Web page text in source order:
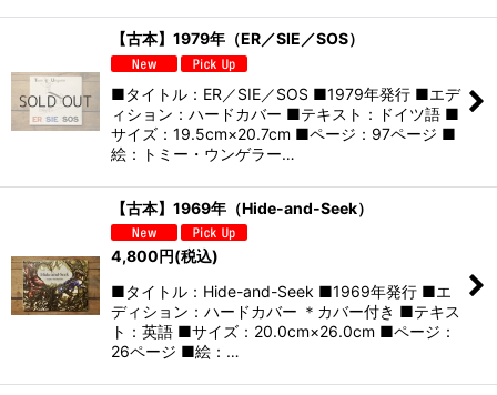
【古本】1979年（ER／SIE／SOS）
■タイトル：ER／SIE／SOS ■1979年発行 ■エデ
ィション：ハードカバー ■テキスト：ドイツ語 ■
サイズ：19.5cm×20.7cm ■ページ：97ページ ■
絵：トミー・ウンゲラー…
【古本】1969年（Hide-and-Seek）
4,800円(税込)
■タイトル：Hide-and-Seek ■1969年発行 ■エ
ディション：ハードカバー ＊カバー付き ■テキス
ト：英語 ■サイズ：20.0cm×26.0cm ■ページ：
26ページ ■絵：…